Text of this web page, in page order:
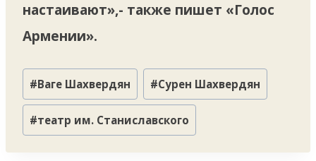
настаивают»,- также пишет «Голос
Армении».
Метки
записи:
#Ваге Шахвердян #Сурен Шахвердян
#театр им. Станиславского